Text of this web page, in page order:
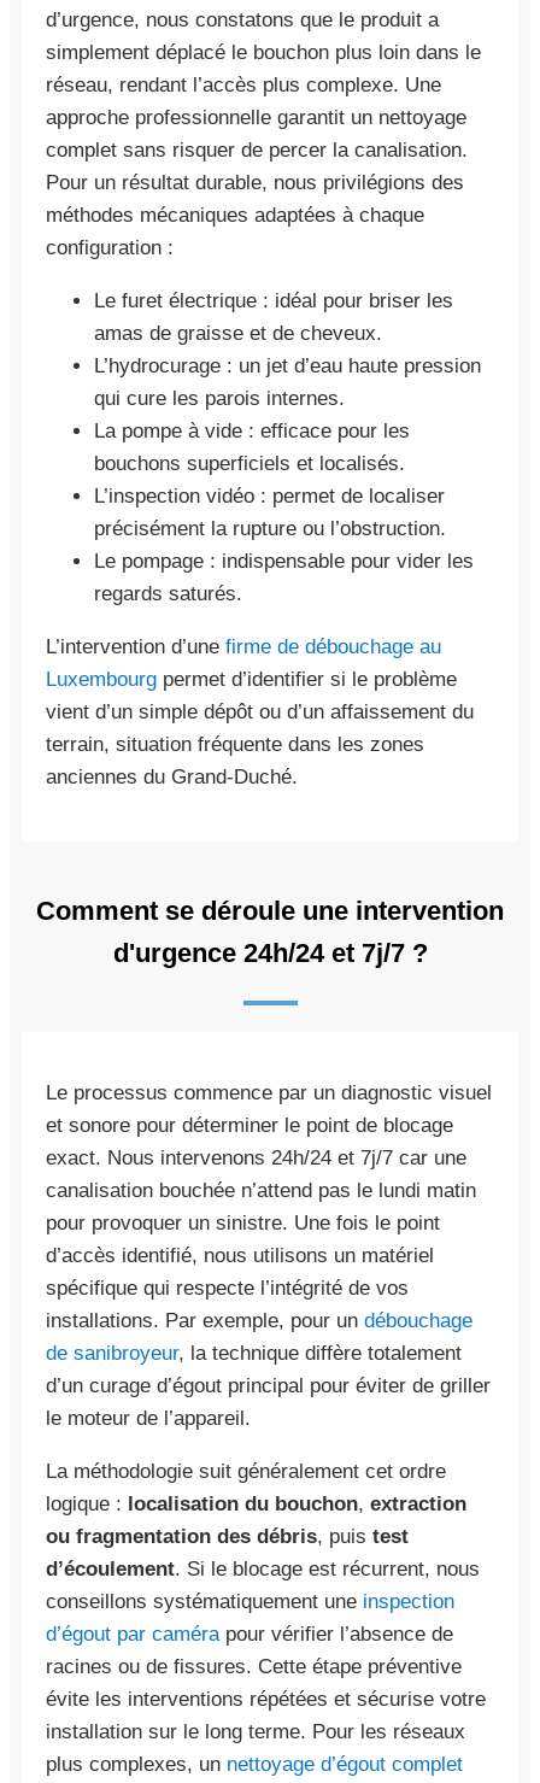
d’urgence, nous constatons que le produit a
simplement déplacé le bouchon plus loin dans le
réseau, rendant l’accès plus complexe. Une
approche professionnelle garantit un nettoyage
complet sans risquer de percer la canalisation.
Pour un résultat durable, nous privilégions des
méthodes mécaniques adaptées à chaque
configuration :
Le furet électrique : idéal pour briser les
amas de graisse et de cheveux.
L’hydrocurage : un jet d’eau haute pression
qui cure les parois internes.
La pompe à vide : efficace pour les
bouchons superficiels et localisés.
L’inspection vidéo : permet de localiser
précisément la rupture ou l’obstruction.
Le pompage : indispensable pour vider les
regards saturés.
L’intervention d’une firme de débouchage au
Luxembourg permet d’identifier si le problème
vient d’un simple dépôt ou d’un affaissement du
terrain, situation fréquente dans les zones
anciennes du Grand-Duché.
Comment se déroule une intervention
d'urgence 24h/24 et 7j/7 ?
Le processus commence par un diagnostic visuel
et sonore pour déterminer le point de blocage
exact. Nous intervenons 24h/24 et 7j/7 car une
canalisation bouchée n’attend pas le lundi matin
pour provoquer un sinistre. Une fois le point
d’accès identifié, nous utilisons un matériel
spécifique qui respecte l’intégrité de vos
installations. Par exemple, pour un débouchage
de sanibroyeur, la technique diffère totalement
d’un curage d’égout principal pour éviter de griller
le moteur de l’appareil.
La méthodologie suit généralement cet ordre
logique : localisation du bouchon, extraction
ou fragmentation des débris, puis test
d’écoulement. Si le blocage est récurrent, nous
conseillons systématiquement une inspection
d’égout par camérapour vérifier l’absence de
racines ou de fissures. Cette étape préventive
évite les interventions répétées et sécurise votre
installation sur le long terme. Pour les réseaux
plus complexes, un nettoyage d’égout complet